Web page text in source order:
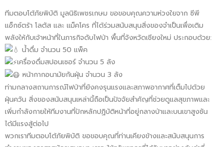
ทีมตอบโต้ภัยพิบัติ มูลนิธิเพชรเกษม ขอขอบคุณความห่วงใยจาก ซีพี
แอ็กซ์ตร้า โลตัส และ แม็คโคร ที่ได้ร่วมสนับสนุนสิ่งของจำเป็นเพื่อเติม
พลังให้กับเจ้าหน้าที่ในภารกิจดับไฟป่า พื้นที่จังหวัดเชียงใหม่ ประกอบด้วย:
น้ำดื่ม จำนวน 50 แพ็ค
เครื่องดื่มสปอนเซอร์ จำนวน 5 ลัง
หน้ากากอนามัยกันฝุ่น จำนวน 3 ลัง
ท่ามกลางสถานการณ์ไฟป่าที่ยังคงรุนแรงและสภาพอากาศที่เต็มไปด้วย
ฝุ่นควัน สิ่งของสนับสนุนเหล่านี้ถือเป็นปัจจัยสำคัญที่ช่วยดูแลสุขภาพและ
เพิ่มกำลังกายให้ทีมงานที่ปักหลักปฏิบัติหน้าที่อยู่กลางป่าและบนเขาสูงชัน
ได้มีแรงสู้ต่อไป
พวกเราทีมตอบโต้ภัยพิบัติ ขอขอบคุณที่ท่านเคียงข้างและสนับสนุนการ